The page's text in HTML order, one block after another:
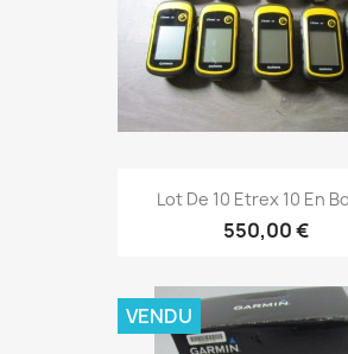
 Aperçu rapide
Lot De 10 Etrex 10 En
550,00 €
VENDU